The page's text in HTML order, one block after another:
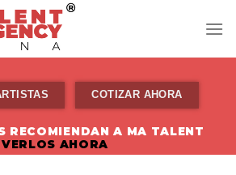
COTIZAR AHORA
RECOMIENDAN A MA TALENT
VERLOS AHORA